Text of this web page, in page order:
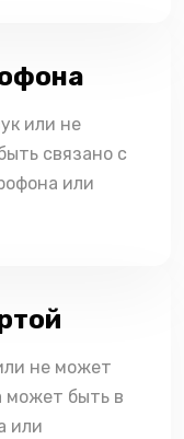
или не
связано с
или
не может
может быть в
или